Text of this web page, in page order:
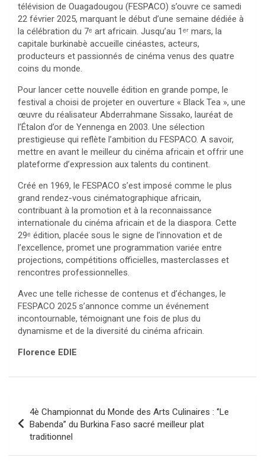
télévision de Ouagadougou (FESPACO) s’ouvre ce samedi
22 février 2025, marquant le début d’une semaine dédiée à
la célébration du 7ᵉ art africain. Jusqu’au 1ᵉʳ mars, la
capitale burkinabè accueille cinéastes, acteurs,
producteurs et passionnés de cinéma venus des quatre
coins du monde.
Pour lancer cette nouvelle édition en grande pompe, le
festival a choisi de projeter en ouverture « Black Tea », une
œuvre du réalisateur Abderrahmane Sissako, lauréat de
l’Étalon d’or de Yennenga en 2003. Une sélection
prestigieuse qui reflète l’ambition du FESPACO. A savoir,
mettre en avant le meilleur du cinéma africain et offrir une
plateforme d’expression aux talents du continent.
Créé en 1969, le FESPACO s’est imposé comme le plus
grand rendez-vous cinématographique africain,
contribuant à la promotion et à la reconnaissance
internationale du cinéma africain et de la diaspora. Cette
29ᵉ édition, placée sous le signe de l’innovation et de
l’excellence, promet une programmation variée entre
projections, compétitions officielles, masterclasses et
rencontres professionnelles.
Avec une telle richesse de contenus et d’échanges, le
FESPACO 2025 s’annonce comme un événement
incontournable, témoignant une fois de plus du
dynamisme et de la diversité du cinéma africain.
Florence EDIE
de
l’article
4è Championnat du Monde des Arts Culinaires : ‘’Le
Babenda’’ du Burkina Faso sacré meilleur plat
traditionnel